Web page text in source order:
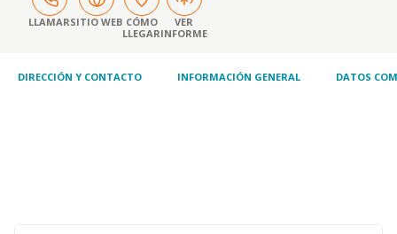
LLAMARSITIO WEB CÓMO
LLEGAR
VER
INFORME
DIRECCIÓN Y CONTACTO INFORMACIÓN GENERAL DATOS